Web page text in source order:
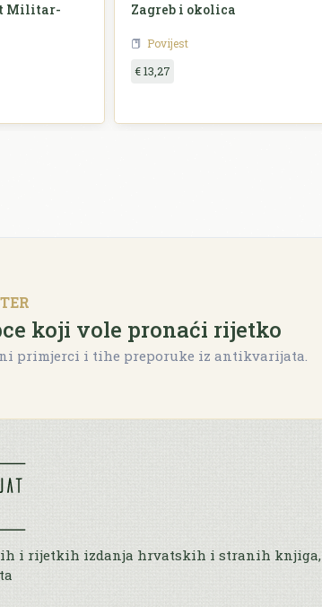
Militar-
Zagreb i okolica
Povijest
€ 13,27
koji vole pronaći rijetko
primjerci i tihe preporuke iz antikvarijata.
i rijetkih izdanja hrvatskih i stranih knjiga,